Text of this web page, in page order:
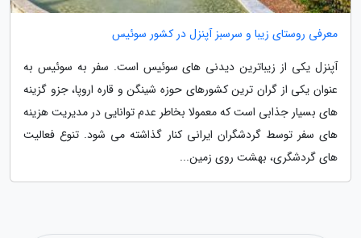
معرفی روستای زیبا و سرسبز آپنزل در کشور سوئیس
آپنزل یکی از زیباترین دیدنی های سوئیس است. سفر به سوئیس به
عنوان یکی از گران ترین کشورهای حوزه شینگن و قاره اروپا، جزو گزینه
های بسیار جذابی است که معمولا بخاطر عدم توانایی در مدیریت هزینه
های سفر توسط گردشگران ایرانی کنار گذاشته می شود. تنوع فعالیت
های گردشگری، بهشت روی زمین...